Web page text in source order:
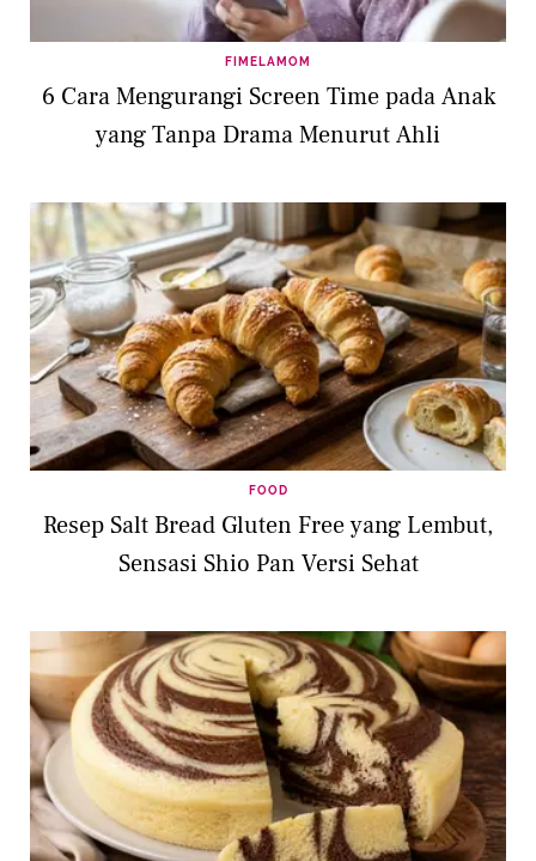
FIMELAMOM
6 Cara Mengurangi Screen Time pada Anak
yang Tanpa Drama Menurut Ahli
FOOD
Resep Salt Bread Gluten Free yang Lembut,
Sensasi Shio Pan Versi Sehat